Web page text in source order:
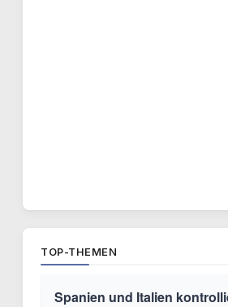
TOP-THEMEN
Spanien und Italien